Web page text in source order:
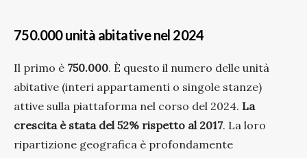
750.000 unità abitative nel 2024
Il primo è 750.000. È questo il numero delle unità
abitative (interi appartamenti o singole stanze)
attive sulla piattaforma nel corso del 2024. La
crescita è stata del 52% rispetto al 2017. La loro
ripartizione geografica è profondamente